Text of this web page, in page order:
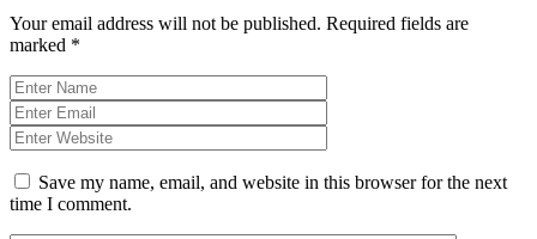
Your email address will not be published. Required fields are
marked *
Save my name, email, and website in this browser for the next
time I comment.